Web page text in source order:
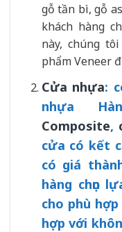
gỗ tần bì, gỗ
khách hàng
này, chúng
phẩm Veneer
Cửa nhựa:
nhựa
Composite,
cửa có kết
có giá
hàng chọn
cho phù
hợp với